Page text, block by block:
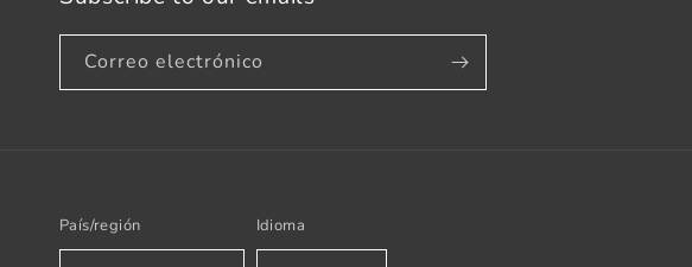
Correo electrónico
País/región Idioma